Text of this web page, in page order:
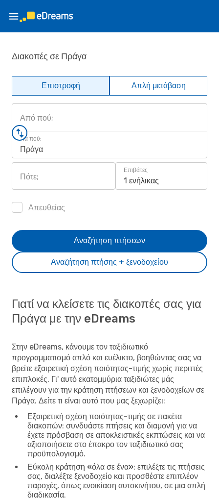
Διακοπές σε Πράγα
Επιστροφή Απλή μετάβαση
Από πού;
Για πού;
Πράγα
Πότε;
Επιβάτες
1 ενήλικας
Απευθείας
Αναζήτηση πτήσης + ξενοδοχείου
Αναζήτηση πτήσεων
Γιατί να κλείσετε τις διακοπές σας για
Πράγα με την eDreams
Στην eDreams, κάνουμε τον ταξιδιωτικό
προγραμματισμό απλό και ευέλικτο, βοηθώντας σας να
βρείτε εξαιρετική σχέση ποιότητας-τιμής χωρίς περιττές
επιπλοκές. Γι' αυτό εκατομμύρια ταξιδιώτες μάς
επιλέγουν για την κράτηση πτήσεων και ξενοδοχείων σε
Πράγα. Δείτε τι είναι αυτό που μας ξεχωρίζει:
Εξαιρετική σχέση ποιότητας-τιμής σε πακέτα
διακοπών: συνδυάστε πτήσεις και διαμονή για να
έχετε πρόσβαση σε αποκλειστικές εκπτώσεις και να
αξιοποιήσετε στο έπακρο τον ταξιδιωτικό σας
προϋπολογισμό.
Εύκολη κράτηση «όλα σε ένα»: επιλέξτε τις πτήσεις
σας, διαλέξτε ξενοδοχείο και προσθέστε επιπλέον
παροχές, όπως ενοικίαση αυτοκινήτου, σε μια απλή
διαδικασία.